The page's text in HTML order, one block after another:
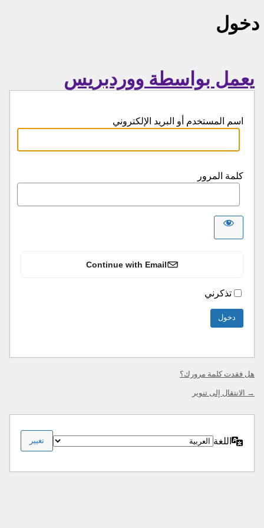
دخول
يعمل بواسطة ووردبريس
اسم المستخدم أو البريد الإلكتروني
كلمة المرور
Continue with Email
تذكرني
هل فقدت كلمة مرورك؟
→ الانتقال إلى تنوير
اللغة